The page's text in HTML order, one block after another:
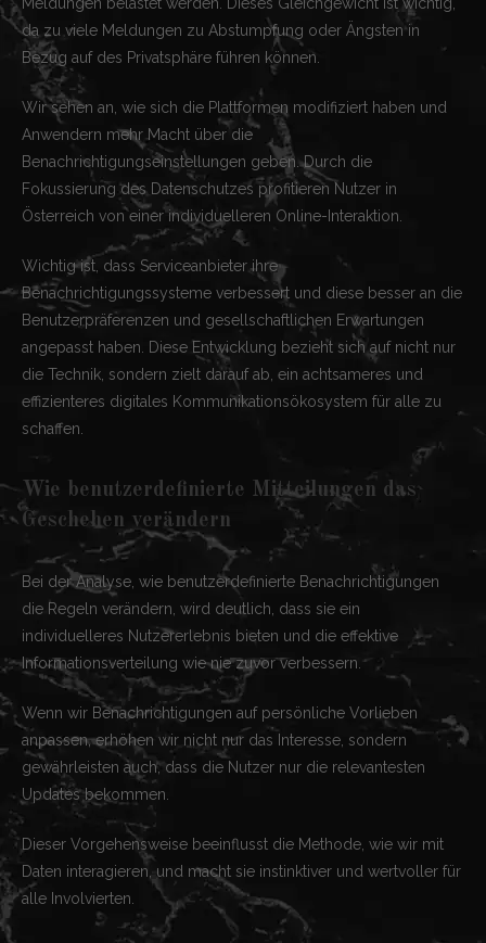
da zu viele Meldungen zu Abstumpfung oder Ängsten in
Bezug auf des Privatsphäre führen können.
Wir sehen an, wie sich die Plattformen modifiziert haben und
Anwendern mehr Macht über die
Benachrichtigungseinstellungen geben. Durch die
Fokussierung des Datenschutzes profitieren Nutzer in
Österreich von einer individuelleren Online-Interaktion.
Wichtig ist, dass Serviceanbieter ihre
Benachrichtigungssysteme verbessert und diese besser an die
Benutzerpräferenzen und gesellschaftlichen Erwartungen
angepasst haben. Diese Entwicklung bezieht sich auf nicht nur
die Technik, sondern zielt darauf ab, ein achtsameres und
effizienteres digitales Kommunikationsökosystem für alle zu
schaffen.
Wie benutzerdefinierte Mitteilungen das
Geschehen verändern
Bei der Analyse, wie benutzerdefinierte Benachrichtigungen
die Regeln verändern, wird deutlich, dass sie ein
individuelleres Nutzererlebnis bieten und die effektive
Informationsverteilung wie nie zuvor verbessern.
Wenn wir Benachrichtigungen auf persönliche Vorlieben
anpassen, erhöhen wir nicht nur das Interesse, sondern
gewährleisten auch, dass die Nutzer nur die relevantesten
Updates bekommen.
Dieser Vorgehensweise beeinflusst die Methode, wie wir mit
Daten interagieren, und macht sie instinktiver und wertvoller für
alle Involvierten.